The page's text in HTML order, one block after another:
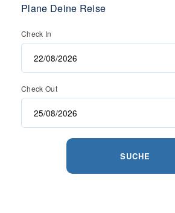
Plane Deine Reise
Check In
Check Out
SUCHE